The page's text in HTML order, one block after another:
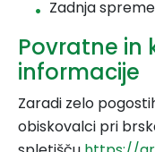
Zadnja
Povratne in
informacije
Zaradi zelo
obiskovalci pri